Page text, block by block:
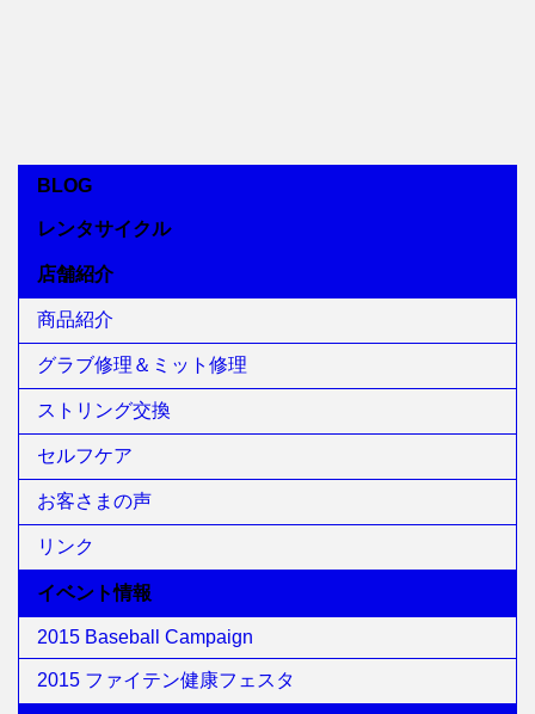
BLOG
レンタサイクル
店舗紹介
商品紹介
グラブ修理＆ミット修理
ストリング交換
セルフケア
お客さまの声
リンク
イベント情報
2015 Baseball Campaign
2015 ファイテン健康フェスタ